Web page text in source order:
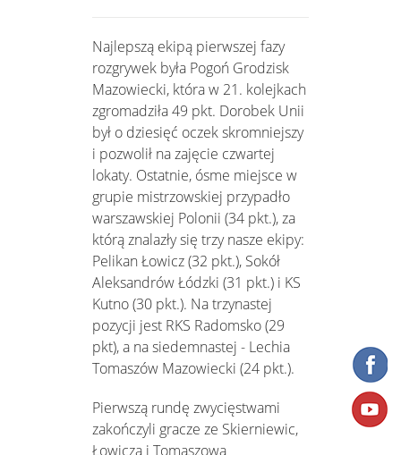
Najlepszą ekipą pierwszej fazy
rozgrywek była Pogoń Grodzisk
Mazowiecki, która w 21. kolejkach
zgromadziła 49 pkt. Dorobek Unii
był o dziesięć oczek skromniejszy
i pozwolił na zajęcie czwartej
lokaty. Ostatnie, ósme miejsce w
grupie mistrzowskiej przypadło
warszawskiej Polonii (34 pkt.), za
którą znalazły się trzy nasze ekipy:
Pelikan Łowicz (32 pkt.), Sokół
Aleksandrów Łódzki (31 pkt.) i KS
Kutno (30 pkt.). Na trzynastej
pozycji jest RKS Radomsko (29
pkt), a na siedemnastej - Lechia
Tomaszów Mazowiecki (24 pkt.).
Pierwszą rundę zwycięstwami
zakończyli gracze ze Skierniewic,
Łowicza i Tomaszowa